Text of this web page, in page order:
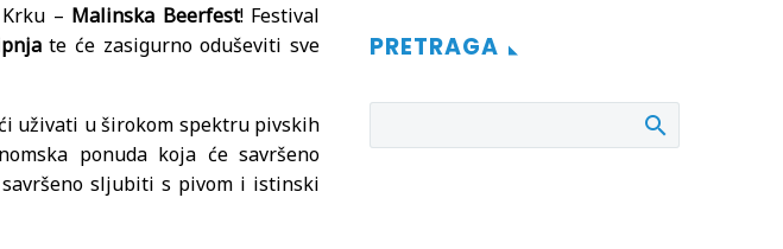
– Malinska Beerfest! Festival
te će zasigurno oduševiti sve
uživati u širokom spektru pivskih
ponuda koja će savršeno
sljubiti s pivom i istinski
PRETRAGA